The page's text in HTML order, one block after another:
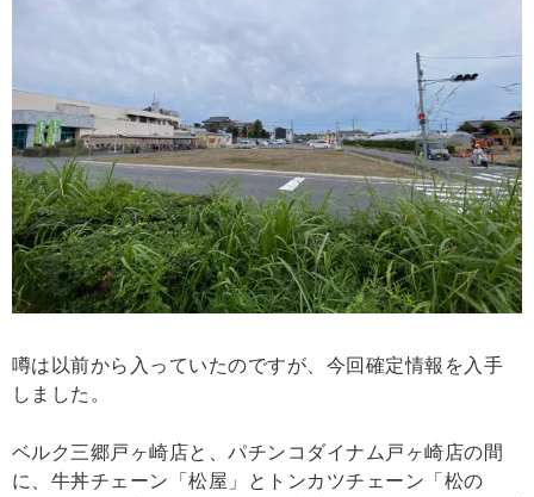
噂は以前から入っていたのですが、今回確定情報を入手
しました。
ベルク三郷戸ヶ崎店と、パチンコダイナム戸ヶ崎店の間
に、牛丼チェーン「松屋」とトンカツチェーン「松の